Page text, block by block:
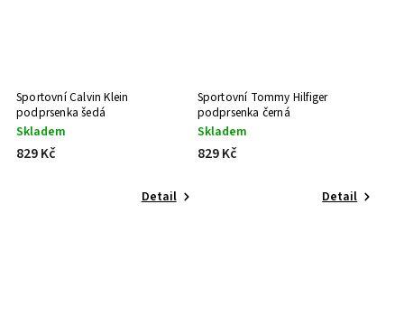
Sportovní Calvin Klein
podprsenka šedá
Skladem
829 Kč
Detail
Sportovní Tommy Hilfiger
podprsenka černá
Skladem
829 Kč
Detail